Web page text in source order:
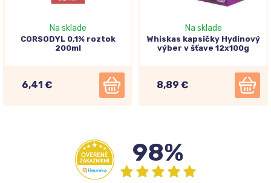
Na sklade
CORSODYL 0,1% roztok
200ml
6,41 €
Na sklade
Whiskas kapsičky Hydinový
výber v šťave 12x100g
8,89 €
98%